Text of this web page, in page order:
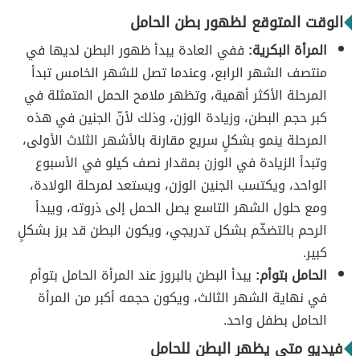
الوقت المتوقع لظهور بطن الحامل
المرأة البكرية: ففي العادة يبدأ ظهور البطن لديها في
منتصف الشهر الرابع، وعندما تصل للشهر الخامس تبدأ
المرحلة الأكثر أهمية، وتظهر ملامح الحمل المتمثلة في
كبر حجم البطن، وزيادة الوزن، وذلك لأنّ الجنين في هذه
المرحلة ينمو بشكلٍ سريع مقارنة بالأشهر الثلاث الأولى،
وتبدأ الزيادة في الوزن بمقدار نصف كيلو في الأسبوع
الواحد، ويكتسب الجنين الوزن، ويستعد لمرحلة الولادة،
ومع حلول الشهر التاسع يصل الحمل إلى ذروته، ويبدأ
الرحم بالتضخّم بشكل تدريجي، ويكون البطن قد برز بشكلٍ
كبير.
الحامل بتوأم: يبدأ البطن بالبروز عند المرأة الحامل بتوأم
في نهاية الشهر الثالث، ويكون حجمه أكبر من المرأة
الحامل بطفل واحد.
فيديو متى يظهر البطن للحامل